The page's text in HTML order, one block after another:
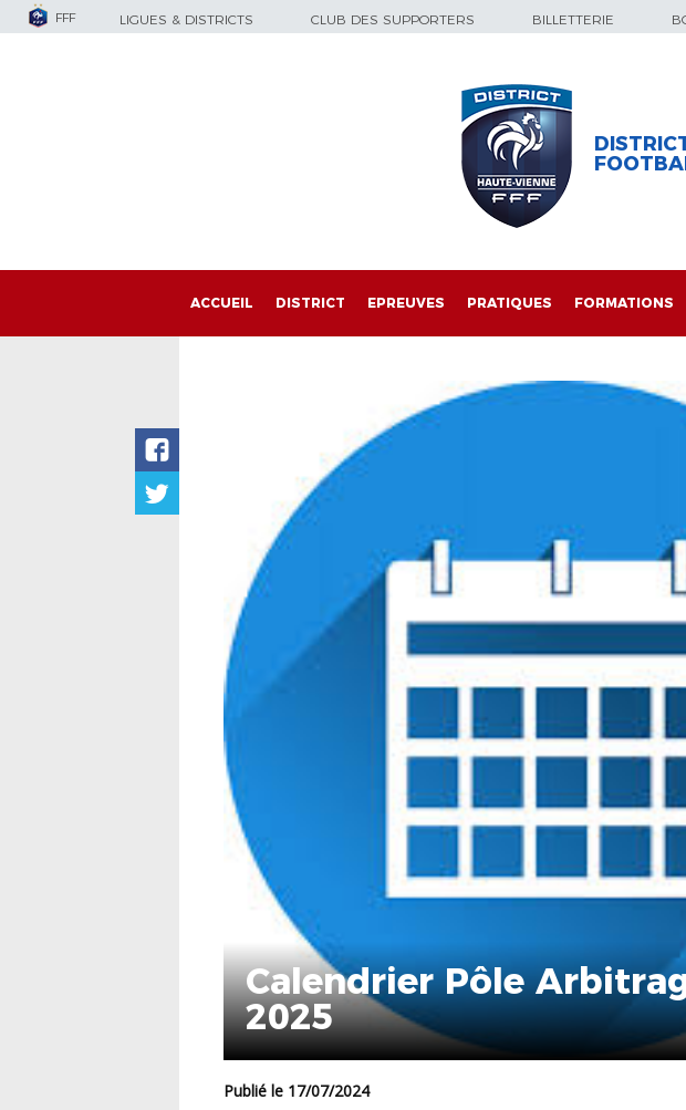
FFF LIGUES & DISTRICTS CLUB DES SUPPORTERS BILLETTERIE
ACCUEIL DISTRICT EPREUVES PRATIQUES FORMATIONS
Calendrier Pôle
2025
Publié le 17/07/2024